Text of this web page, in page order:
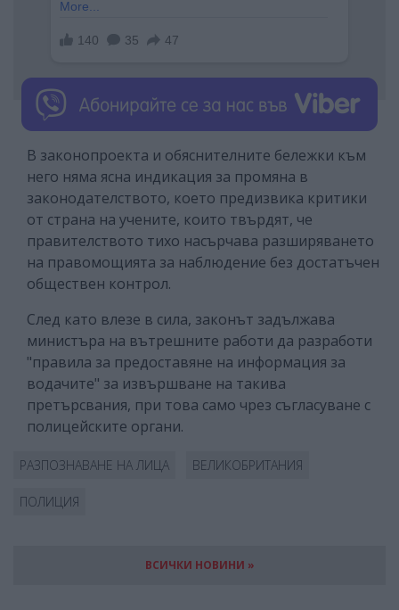
В законопроекта и обяснителните бележки към
него няма ясна индикация за промяна в
законодателството, което предизвика критики
от страна на учените, които твърдят, че
правителството тихо насърчава разширяването
на правомощията за наблюдение без достатъчен
обществен контрол.
След като влезе в сила, законът задължава
министъра на вътрешните работи да разработи
"правила за предоставяне на информация за
водачите" за извършване на такива
претърсвания, при това само чрез съгласуване с
полицейските органи.
РАЗПОЗНАВАНЕ НА ЛИЦА ВЕЛИКОБРИТАНИЯ
ПОЛИЦИЯ
ВСИЧКИ НОВИНИ »